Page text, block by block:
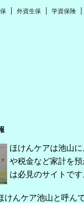
外資生保 学資保険
ほけんケアは池山
や税金など家計を
は必見のサイトです
けんケア池山と呼ん